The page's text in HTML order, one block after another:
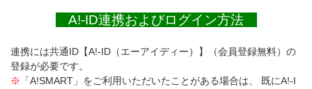
A!-ID連携およびログイン方法
連携には共通ID【A!-ID（エーアイディー）】（会員登録無料）の
登録が必要です。
※
「A!SMART」をご利用いただいたことがある場合は、 既にA!-I